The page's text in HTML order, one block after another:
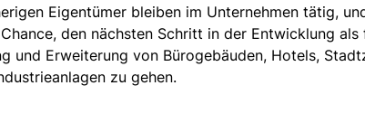
Eigentümer bleiben im Unternehmen tätig,
den nächsten Schritt in der Entwicklung als
und Erweiterung von Bürogebäuden, Hotels,
zu gehen.